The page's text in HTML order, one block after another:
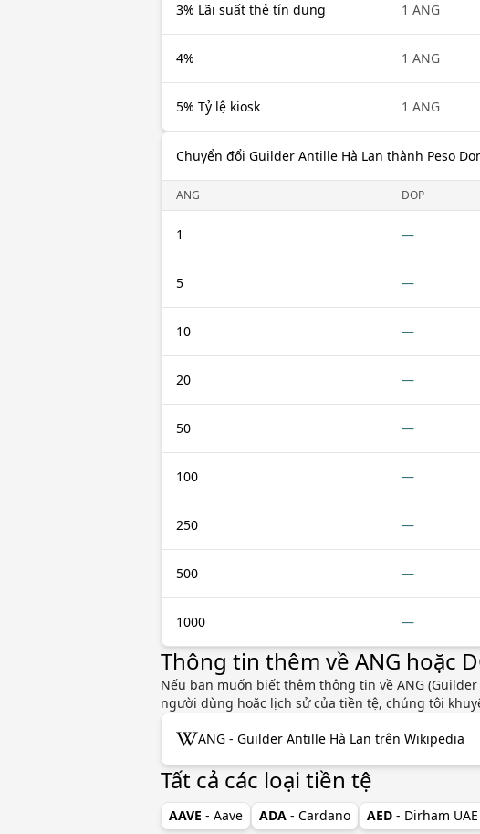
3% Lãi suất thẻ tín dụng 1 ANG
4% 1 ANG
5% Tỷ lệ kiosk 1 ANG
Chuyển đổi Guilder Antille Hà Lan thành Peso
ANG DOP
1 —
5 —
10 —
20 —
50 —
100 —
250 —
500 —
1000 —
Thông tin thêm về ANG hoặc
Nếu bạn muốn biết thêm thông tin về ANG
người dùng hoặc lịch sử của tiền tệ, chúng tôi
ANG - Guilder Antille Hà Lan trên Wikipedia
Tất cả các loại tiền tệ
AAVE - Aave ADA - Cardano AED - Dirham UAE